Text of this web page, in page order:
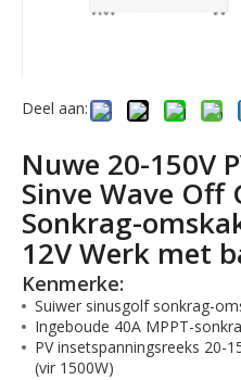
Deel aan:
Nuwe 20-150V
Sinve Wave Off
Sonkrag-
12V Werk met
Kenmerke:
Suiwer sinusgolf sonkrag-
Ingeboude 40A MPPT-
PV insetspanningsreeks 20-
(vir 1500W)